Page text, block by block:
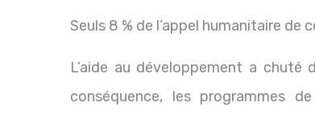
Seuls 8 % de l’appel humanitaire
L’aide au développement a chuté
conséquence, les programmes